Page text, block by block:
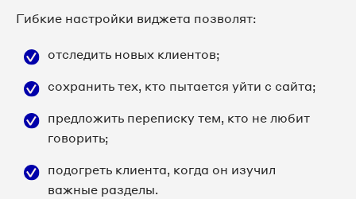
Гибкие настройки виджета позволят:
отследить новых клиентов;
сохранить тех, кто пытается уйти с сайта;
предложить переписку тем, кто не любит
говорить;
подогреть клиента, когда он изучил
важные разделы.